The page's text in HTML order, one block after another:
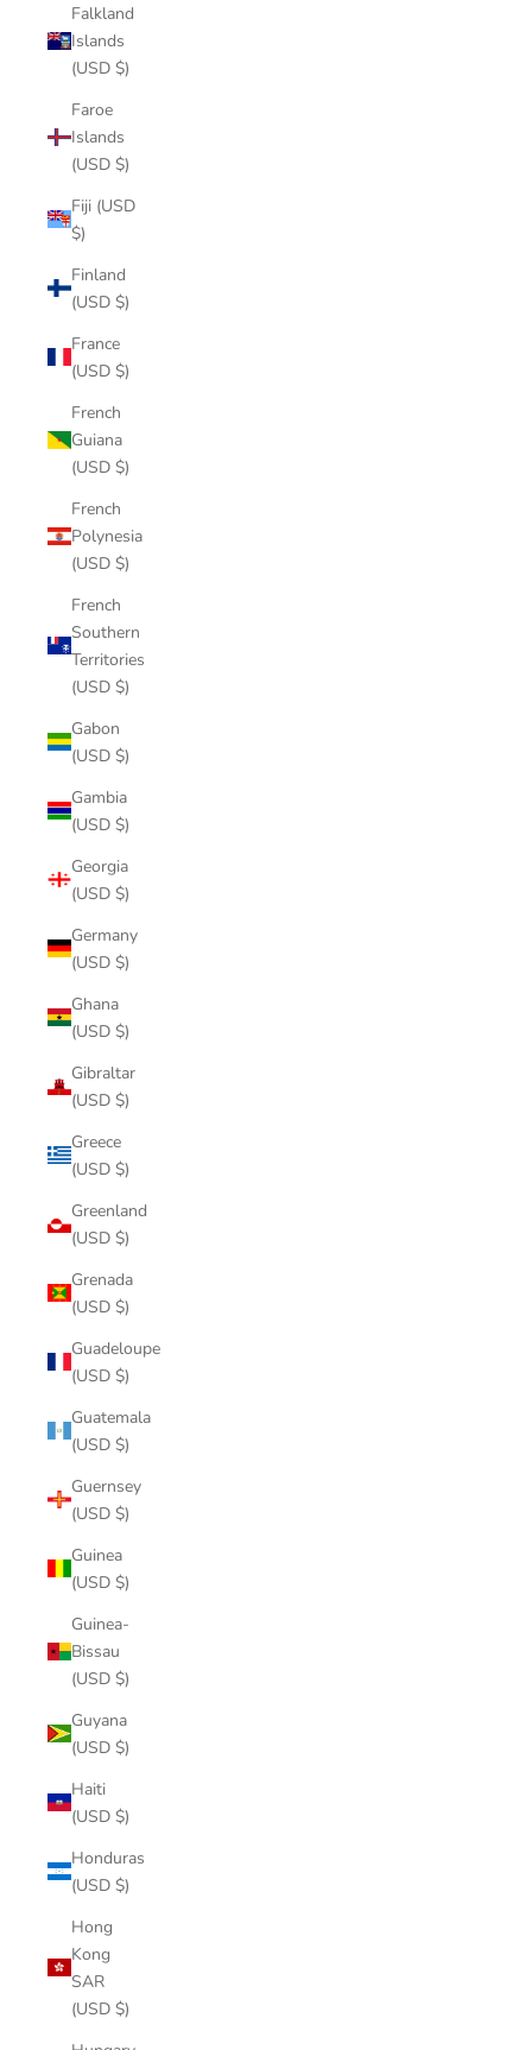
Falkland
Islands
(USD $)
Faroe
Islands
(USD $)
Fiji (USD
$)
Finland
(USD $)
France
(USD $)
French
Guiana
(USD $)
French
Polynesia
(USD $)
French
Southern
Territories
(USD $)
Gabon
(USD $)
Gambia
(USD $)
Georgia
(USD $)
Germany
(USD $)
Ghana
(USD $)
Gibraltar
(USD $)
Greece
(USD $)
Greenland
(USD $)
Grenada
(USD $)
Guadeloupe
(USD $)
Guatemala
(USD $)
Guernsey
(USD $)
Guinea
(USD $)
Guinea-
Bissau
(USD $)
Guyana
(USD $)
Haiti
(USD $)
Honduras
(USD $)
Hong
Kong
SAR
(USD $)